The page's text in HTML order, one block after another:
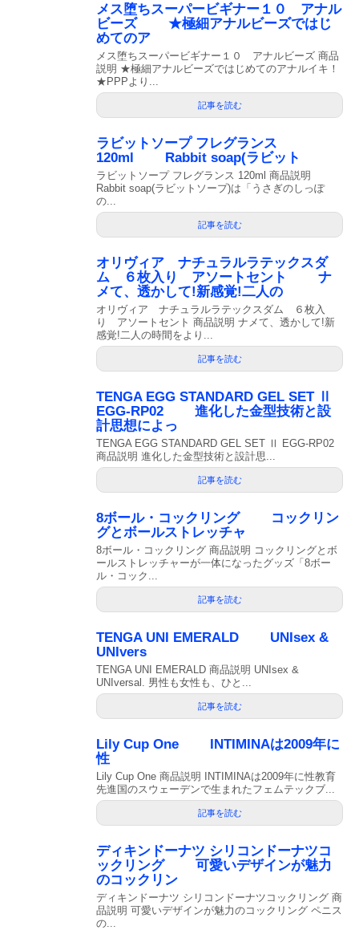
メス堕ちスーパービギナー１０ アナル
ビーズ ★極細アナルビーズではじ
めてのア
メス堕ちスーパービギナー１０ アナルビーズ 商品
説明 ★極細アナルビーズではじめてのアナルイキ！
★PPPより...
記事を読む
ラビットソープ フレグランス
120ml Rabbit soap(ラビット
ラビットソープ フレグランス 120ml 商品説明
Rabbit soap(ラビットソープ)は「うさぎのしっぽ
の...
記事を読む
オリヴィア ナチュラルラテックスダ
ム ６枚入り アソートセント ナ
メて、透かして!新感覚!二人の
オリヴィア ナチュラルラテックスダム ６枚入
り アソートセント 商品説明 ナメて、透かして!新
感覚!二人の時間をより...
記事を読む
TENGA EGG STANDARD GEL SET Ⅱ
EGG-RP02 進化した金型技術と設
計思想によっ
TENGA EGG STANDARD GEL SET Ⅱ EGG-RP02
商品説明 進化した金型技術と設計思...
記事を読む
8ボール・コックリング コックリン
グとボールストレッチャ
8ボール・コックリング 商品説明 コックリングとボ
ールストレッチャーが一体になったグッズ「8ボー
ル・コック...
記事を読む
TENGA UNI EMERALD UNIsex &
UNIvers
TENGA UNI EMERALD 商品説明 UNIsex &
UNIversal. 男性も女性も、ひと...
記事を読む
Lily Cup One INTIMINAは2009年に
性
Lily Cup One 商品説明 INTIMINAは2009年に性教育
先進国のスウェーデンで生まれたフェムテックブ...
記事を読む
ディキンドーナツ シリコンドーナツコ
ックリング 可愛いデザインが魅力
のコックリン
ディキンドーナツ シリコンドーナツコックリング 商
品説明 可愛いデザインが魅力のコックリング ペニス
の...